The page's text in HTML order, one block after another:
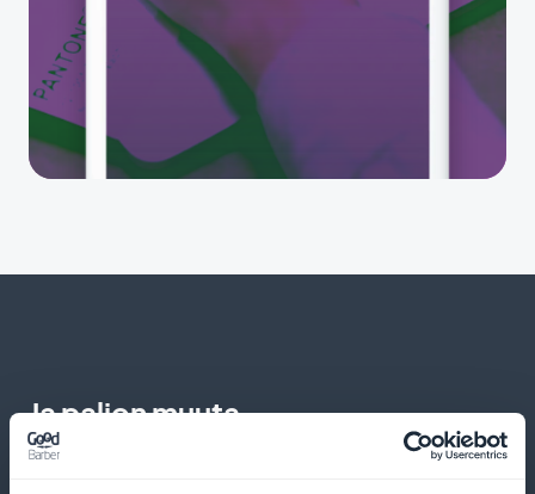
Ja paljon muuta